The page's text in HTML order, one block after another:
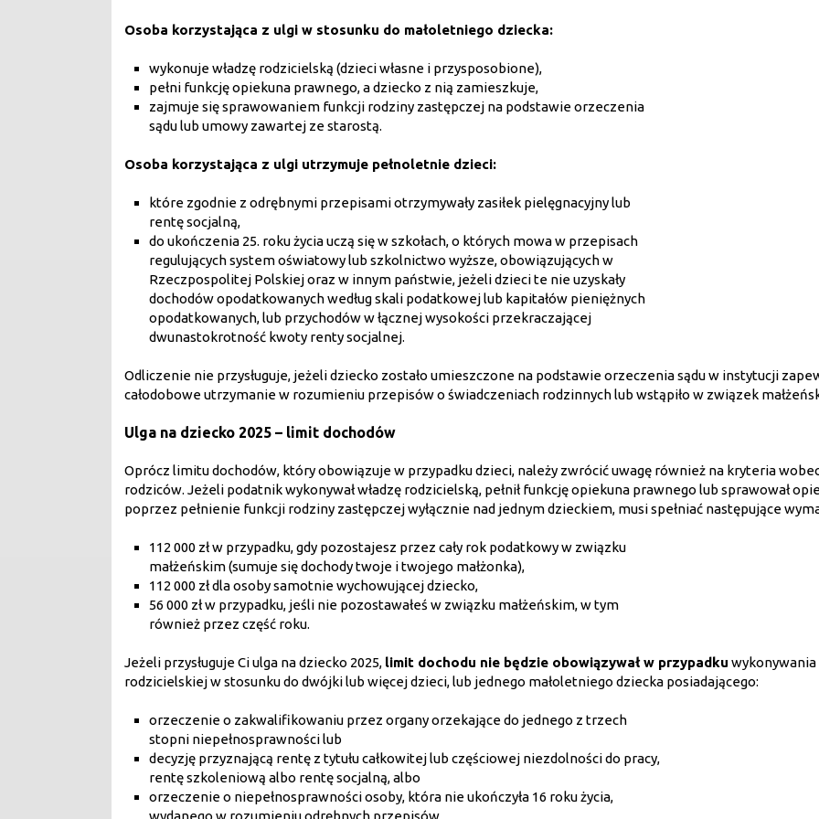
Osoba korzystająca z ulgi w stosunku do małoletniego dziecka:
wykonuje władzę rodzicielską (dzieci własne i przysposobione),
pełni funkcję opiekuna prawnego, a dziecko z nią zamieszkuje,
zajmuje się sprawowaniem funkcji rodziny zastępczej na podstawie orzeczenia
sądu lub umowy zawartej ze starostą.
Osoba korzystająca z ulgi utrzymuje pełnoletnie dzieci:
które zgodnie z odrębnymi przepisami otrzymywały zasiłek pielęgnacyjny lub
rentę socjalną,
do ukończenia 25. roku życia uczą się w szkołach, o których mowa w przepisach
regulujących system oświatowy lub szkolnictwo wyższe, obowiązujących w
Rzeczpospolitej Polskiej oraz w innym państwie, jeżeli dzieci te nie uzyskały
dochodów opodatkowanych według skali podatkowej lub kapitałów pieniężnych
opodatkowanych, lub przychodów w łącznej wysokości przekraczającej
dwunastokrotność kwoty renty socjalnej.
Odliczenie nie przysługuje, jeżeli dziecko zostało umieszczone na podstawie orzeczenia sądu w instytucji
całodobowe utrzymanie w rozumieniu przepisów o świadczeniach rodzinnych lub wstąpiło w związek
Ulga na dziecko 2025 – limit dochodów
Oprócz limitu dochodów, który obowiązuje w przypadku dzieci, należy zwrócić uwagę również na kryteria
rodziców. Jeżeli podatnik wykonywał władzę rodzicielską, pełnił funkcję opiekuna prawnego lub sprawował
poprzez pełnienie funkcji rodziny zastępczej wyłącznie nad jednym dzieckiem, musi spełniać następujące
112 000 zł w przypadku, gdy pozostajesz przez cały rok podatkowy w związku
małżeńskim (sumuje się dochody twoje i twojego małżonka),
112 000 zł dla osoby samotnie wychowującej dziecko,
56 000 zł w przypadku, jeśli nie pozostawałeś w związku małżeńskim, w tym
również przez część roku.
Jeżeli przysługuje Ci ulga na dziecko 2025, limit dochodu nie będzie obowiązywał w przypadku wykonywania
rodzicielskiej w stosunku do dwójki lub więcej dzieci, lub jednego małoletniego dziecka posiadającego:
orzeczenie o zakwalifikowaniu przez organy orzekające do jednego z trzech
stopni niepełnosprawności lub
decyzję przyznającą rentę z tytułu całkowitej lub częściowej niezdolności do pracy,
rentę szkoleniową albo rentę socjalną, albo
orzeczenie o niepełnosprawności osoby, która nie ukończyła 16 roku życia,
wydanego w rozumieniu odrębnych przepisów.